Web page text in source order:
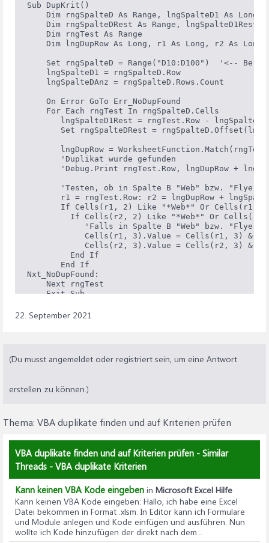
Sub DupKrit()
Dim rngSpalteD As Range, lngSpalteD1 As Long,
Dim rngSpalteDRest As Range, lngSpalteD1Rest
    Dim rngTest As Range
    Dim lngDupRow As Long, r1 As Long, r2 As Long
Set rngSpalteD = Range("D10:D100")  '<--
    lngSpalteD1 = rngSpalteD.Row
    lngSpalteDAnz = rngSpalteD.Rows.Count
    On Error GoTo Err_NoDupFound
    For Each rngTest In rngSpalteD.Cells
lngSpalteD1Rest = rngTest.Row - lngSpalteD1
Set rngSpalteDRest =
lngDupRow =
       'Duplikat wurde gefunden
'Debug.Print rngTest.Row, lngDupRow +
'Testen, ob in Spalte B "Web" bzw. "Flyer"
r1 = rngTest.Row: r2 = lngDupRow +
If Cells(r1, 2) Like "*Web*" Or Cells(r1,
If Cells(r2, 2) Like "*Web*" Or
'Falls in Spalte B "Web" bzw.
Cells(r1, 3).Value = Cells(r1, 3) &
Cells(r2, 3).Value = Cells(r2, 3) &
         End If
       End If
Nxt_NoDupFound:
    Next rngTest
    Exit Sub
    Resume Nxt_NoDupFound
22. September 2021
(Du musst angemeldet oder registriert sein, um eine Antwort
erstellen zu können.)
Thema: VBA duplikate finden und auf Kriterien prüfen
VBA duplikate finden und auf Kriterien prüfen - Similar
Threads - VBA duplikate Kriterien
Kann keinen VBA Kode eingeben in Microsoft Excel Hilfe
Kann keinen VBA Kode eingeben: Hallo, ich habe eine Excel
Datei bekommen in Format .xlsm. In Editor kann ich Formulare
und Module anlegen und Kode einfügen und ausführen. Nun
wollte ich Kode hinzufügen der direkt nach dem...